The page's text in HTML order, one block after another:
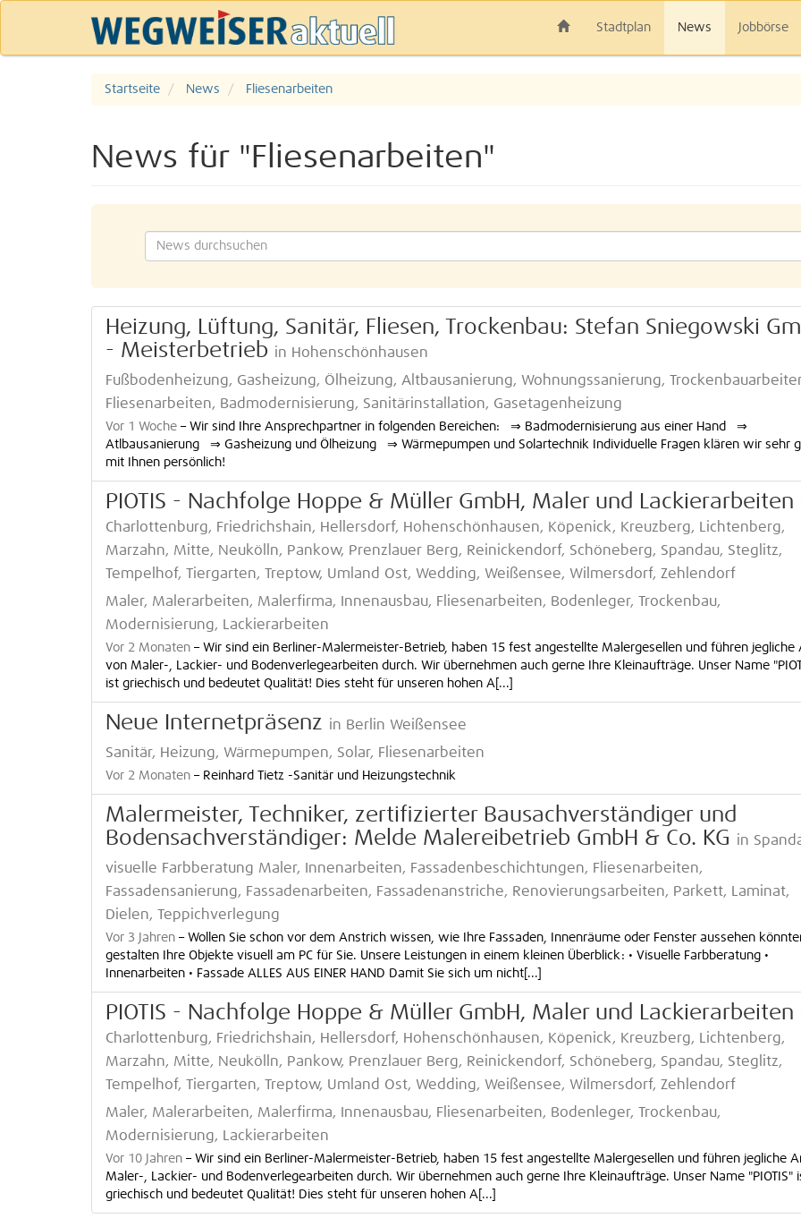
Stadtplan News Jobbörse
Startseite News Fliesenarbeiten
News für "Fliesenarbeiten"
Heizung, Lüftung, Sanitär, Fliesen, Trockenbau: Stefan Sniegowski
- Meisterbetrieb in Hohenschönhausen
Fußbodenheizung, Gasheizung, Ölheizung, Altbausanierung, Wohnungssanierung,
Fliesenarbeiten, Badmodernisierung, Sanitärinstallation, Gasetagenheizung
Vor 1 Woche – Wir sind Ihre Ansprechpartner in folgenden Bereichen: ⇒ Badmodernisierung aus einer Hand ⇒
Atlbausanierung ⇒ Gasheizung und Ölheizung ⇒ Wärmepumpen und Solartechnik Individuelle Fragen klären wir sehr
mit Ihnen persönlich!
PIOTIS - Nachfolge Hoppe & Müller GmbH, Maler und Lackierarbeiten
Charlottenburg, Friedrichshain, Hellersdorf, Hohenschönhausen, Köpenick, Kreuzberg, Lichtenberg,
Marzahn, Mitte, Neukölln, Pankow, Prenzlauer Berg, Reinickendorf, Schöneberg, Spandau, Steglitz,
Tempelhof, Tiergarten, Treptow, Umland Ost, Wedding, Weißensee, Wilmersdorf, Zehlendorf
Maler, Malerarbeiten, Malerfirma, Innenausbau, Fliesenarbeiten, Bodenleger, Trockenbau,
Modernisierung, Lackierarbeiten
Vor 2 Monaten – Wir sind ein Berliner-Malermeister-Betrieb, haben 15 fest angestellte Malergesellen und führen jegliche
von Maler-, Lackier- und Bodenverlegearbeiten durch. Wir übernehmen auch gerne Ihre Kleinaufträge. Unser Name
ist griechisch und bedeutet Qualität! Dies steht für unseren hohen A[...]
Neue Internetpräsenz in Berlin Weißensee
Sanitär, Heizung, Wärmepumpen, Solar, Fliesenarbeiten
Vor 2 Monaten – Reinhard Tietz -Sanitär und Heizungstechnik
Malermeister, Techniker, zertifizierter Bausachverständiger und
Bodensachverständiger: Melde Malereibetrieb GmbH & Co. KG
in
visuelle Farbberatung Maler, Innenarbeiten, Fassadenbeschichtungen, Fliesenarbeiten,
Fassadensanierung, Fassadenarbeiten, Fassadenanstriche, Renovierungsarbeiten, Parkett, Laminat,
Dielen, Teppichverlegung
Vor 3 Jahren – Wollen Sie schon vor dem Anstrich wissen, wie Ihre Fassaden, Innenräume oder Fenster aussehen
gestalten Ihre Objekte visuell am PC für Sie. Unsere Leistungen in einem kleinen Überblick: • Visuelle Farbberatung •
Innenarbeiten • Fassade ALLES AUS EINER HAND Damit Sie sich um nicht[...]
PIOTIS - Nachfolge Hoppe & Müller GmbH, Maler und Lackierarbeiten
Charlottenburg, Friedrichshain, Hellersdorf, Hohenschönhausen, Köpenick, Kreuzberg, Lichtenberg,
Marzahn, Mitte, Neukölln, Pankow, Prenzlauer Berg, Reinickendorf, Schöneberg, Spandau, Steglitz,
Tempelhof, Tiergarten, Treptow, Umland Ost, Wedding, Weißensee, Wilmersdorf, Zehlendorf
Maler, Malerarbeiten, Malerfirma, Innenausbau, Fliesenarbeiten, Bodenleger, Trockenbau,
Modernisierung, Lackierarbeiten
Vor 10 Jahren – Wir sind ein Berliner-Malermeister-Betrieb, haben 15 fest angestellte Malergesellen und führen jegliche
Maler-, Lackier- und Bodenverlegearbeiten durch. Wir übernehmen auch gerne Ihre Kleinaufträge. Unser Name "PIOTIS"
griechisch und bedeutet Qualität! Dies steht für unseren hohen A[...]